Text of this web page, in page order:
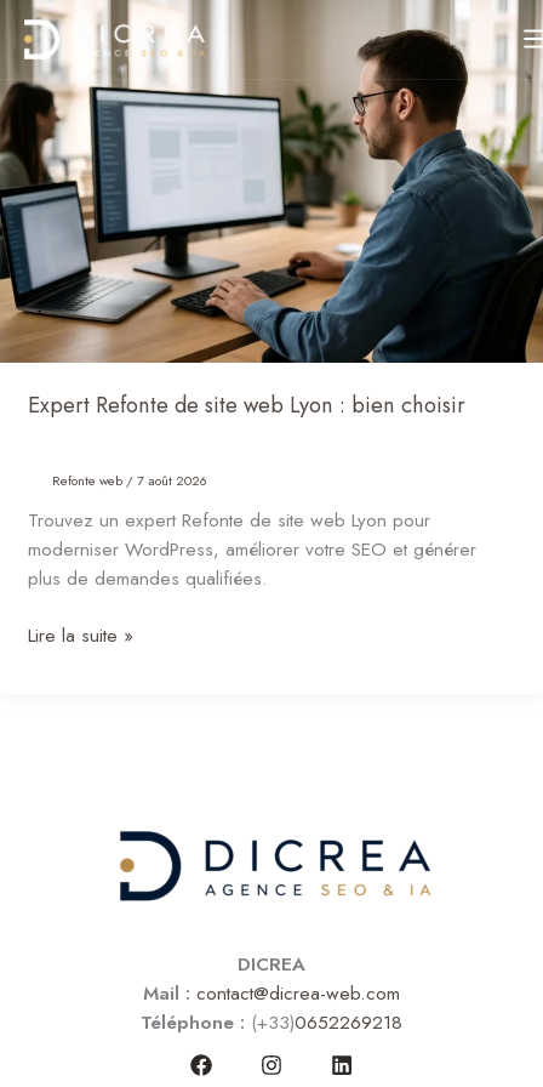
Aller
contenu
Expert Refonte de site web Lyon : bien choisir
Refonte web /7 août 2026
Trouvez un expert Refonte de site web Lyon pour
moderniser WordPress, améliorer votre SEO et générer
plus de demandes qualifiées.
Expert
Refonte
de
site
web
Lyon
:
bien
choisir
Lire la suite »
DICREA
Mail : contact@dicrea-web.com
Téléphone : (+33)0652269218